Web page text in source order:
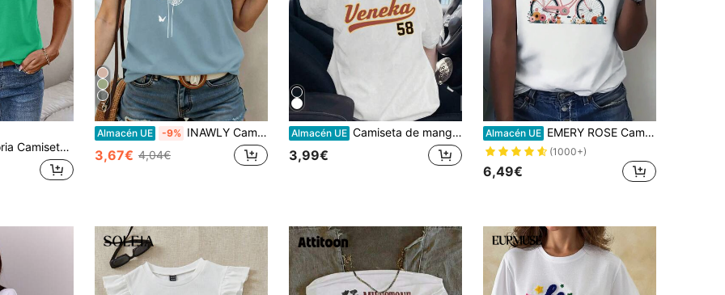
de mujer de unicolor con cuello en V y manga corta
7
Almacén UE -9% INAWLY Camiseta casual de manga corta, cuello redondo, con estampado de diente de león y mariposa, para mujer
3,67€ 4,04€
Almacén UE Camiseta de manga corta y cuello redondo para mujer, con estampado gráfico vintage de bandera en el frente y la espalda, ideal para un conjunto casual de verano y primavera.
3,99€
Almacén UE EMERY ROSE Camiseta de mujer de manga corta con estampado de bicicleta, camisetas gráficas de cuello redondo para mujeres
(1000+)
6,49€